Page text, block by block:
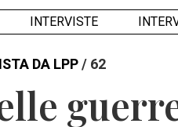
INTERVISTE
DA LPP/ 62